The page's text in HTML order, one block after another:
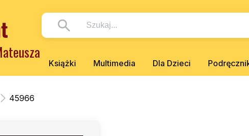
Książki Multimedia Dla Dzieci
45966